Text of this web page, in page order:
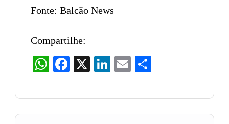
Fonte: Balcão News
Compartilhe:
WhatsAppFacebook LinkedIn
Email